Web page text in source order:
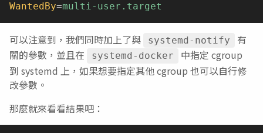
WantedBy=multi-user.target
可以注意到，我們同時加上了與 systemd-notify
有
關的參數，並且在
systemd-docker
中指定 cgroup
到 systemd 上，如果想要指定其他 cgroup 也可以自行修
改參數。
那麼就來看看結果吧：